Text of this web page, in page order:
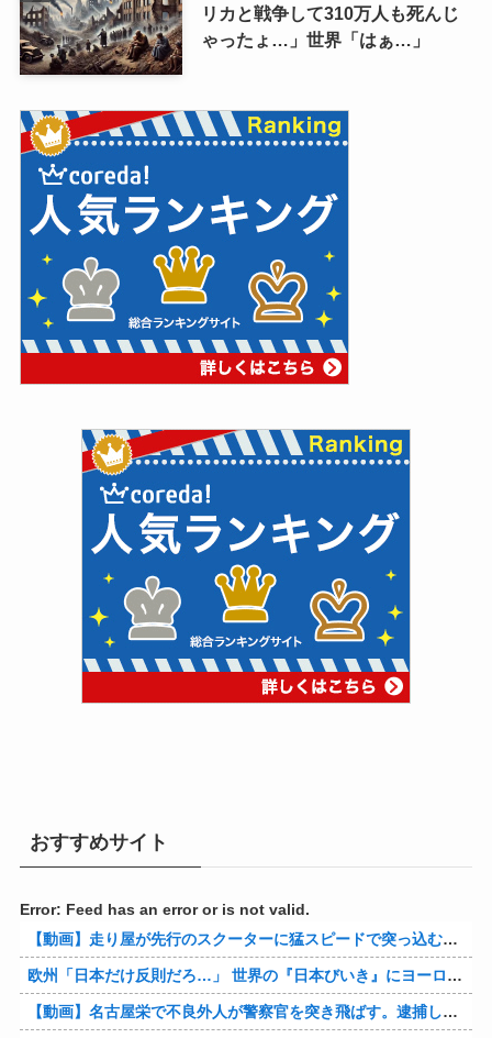
リカと戦争して310万人も死んじ
ゃったょ…」世界「はぁ…」
おすすめサイト
Error: Feed has an error or is not valid.
【動画】走り屋が先行のスクーターに猛スピードで突っ込む事故。
欧州「日本だけ反則だろ…」 世界の『日本びいき』にヨーロッパ全土から不満の声
【動画】名古屋栄で不良外人が警察官を突き飛ばす。逮捕しろやｗｗｗ